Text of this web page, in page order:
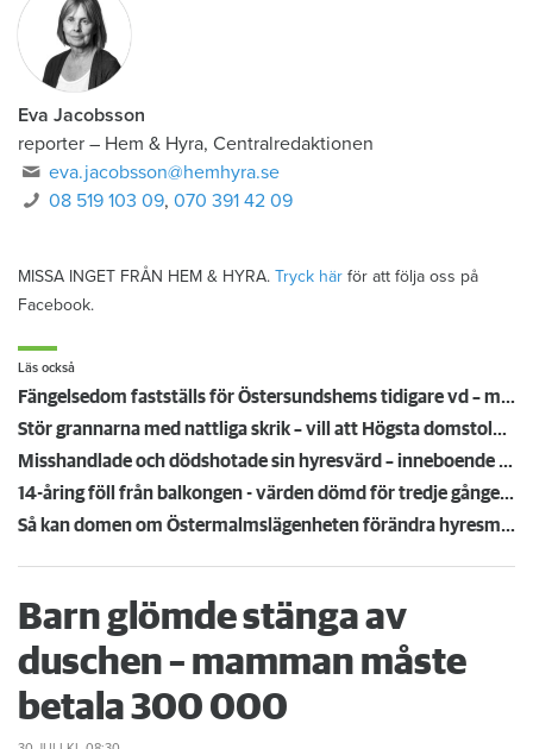
Eva Jacobsson
reporter – Hem & Hyra, Centralredaktionen
eva.jacobsson@hemhyra.se
08 519 103 09,070 391 42 09
MISSA INGET FRÅN HEM & HYRA. Tryck här för att följa oss på
Facebook.
Läs också
Fängelsedom fastställs för Östersundshems tidigare vd – målet prövas inte av Högsta domstolen
Stör grannarna med nattliga skrik – vill att Högsta domstolen stoppar vräkningen
Misshandlade och dödshotade sin hyresvärd – inneboende döms till fängelse och utvisning
14-åring föll från balkongen - värden dömd för tredje gången: "Ska överklaga"
Så kan domen om Östermalmslägenheten förändra hyresmarknaden: "Oerhört skönt!"
Barn glömde stänga av
duschen – mamman måste
betala 300 000